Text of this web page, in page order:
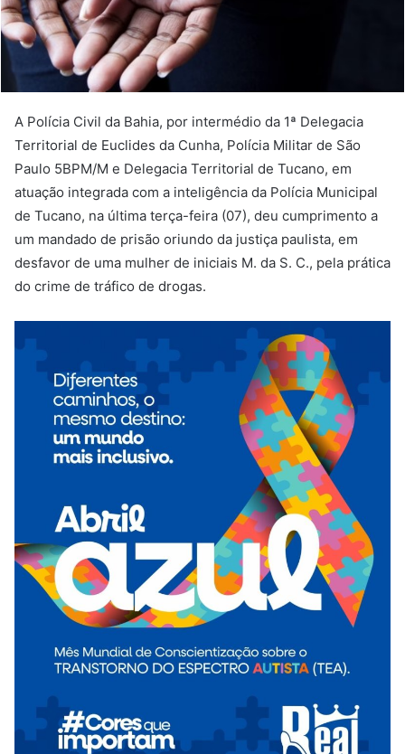
A Polícia Civil da Bahia, por intermédio da 1ª Delegacia
Territorial de Euclides da Cunha, Polícia Militar de São
Paulo 5BPM/M e Delegacia Territorial de Tucano, em
atuação integrada com a inteligência da Polícia Municipal
de Tucano, na última terça-feira (07), deu cumprimento a
um mandado de prisão oriundo da justiça paulista, em
desfavor de uma mulher de iniciais M. da S. C., pela prática
do crime de tráfico de drogas.